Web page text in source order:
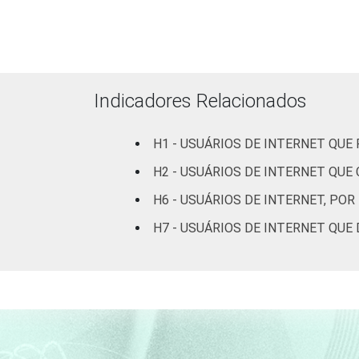
Renda Familiar
Indicadores Relacionados
H1 - USUÁRIOS DE INTERNET
H2 - USUÁRIOS DE INTERNET
H6 - USUÁRIOS DE INTERNET,
H7 - USUÁRIOS DE INTERNET